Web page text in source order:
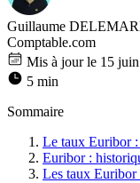
Guillaume
Comptable.com
Mis à jour le 15
5 min
Sommaire
Le taux Euribor
Euribor :
Les taux Euribor